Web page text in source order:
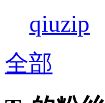
qiuzip
全部